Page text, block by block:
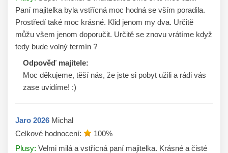
Paní majitelka byla vstřícná moc hodná se vším poradila.
Prostředí také moc krásné. Klid jenom my dva. Určitě
můžu všem jenom doporučit. Určitě se znovu vrátíme když
tedy bude volný termín ?
Odpověď majitele:
Moc děkujeme, těší nás, že jste si pobyt užili a rádi vás
zase uvidíme! :)
Jaro 2026 Michal
Celkové hodnocení:
100%
Plusy: Velmi milá a vstřícná paní majitelka. Krásné a čisté